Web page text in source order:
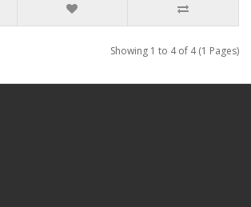
Showing 1 to 4 of 4 (1 Pages)